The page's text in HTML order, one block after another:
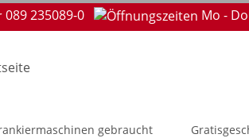
089 235089-0 Mo -
gebraucht